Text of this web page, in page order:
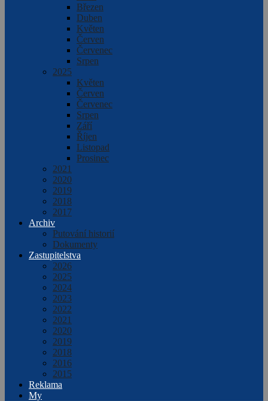
Březen
Duben
Květen
Červen
Červenec
Srpen
2025
Květen
Červen
Červenec
Srpen
Září
Říjen
Listopad
Prosinec
2021
2020
2019
2018
2017
Archiv
Putování historií
Dokumenty
Zastupitelstva
2026
2025
2024
2023
2022
2021
2020
2019
2018
2016
2015
Reklama
My